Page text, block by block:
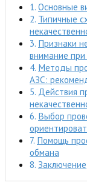
Основные
Типичные
Признаки
внимание при
Методы
АЗС:
Действия
Выбор
Помощь
обмана
Заключение